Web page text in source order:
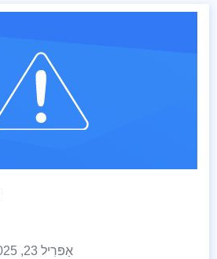
אַפּרִיל 23, 2025